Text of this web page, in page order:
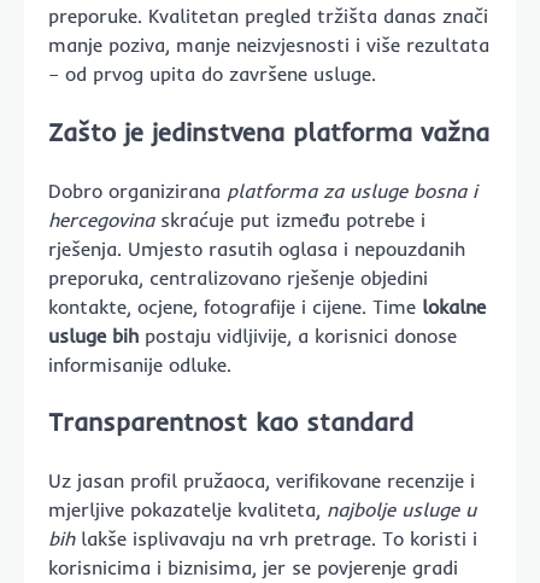
preporuke. Kvalitetan pregled tržišta danas znači
manje poziva, manje neizvjesnosti i više rezultata
– od prvog upita do završene usluge.
Zašto je jedinstvena platforma važna
Dobro organizirana platforma za usluge bosna i
hercegovinaskraćuje put između potrebe i
rješenja. Umjesto rasutih oglasa i nepouzdanih
preporuka, centralizovano rješenje objedini
kontakte, ocjene, fotografije i cijene. Time lokalne
usluge bih postaju vidljivije, a korisnici donose
informisanije odluke.
Transparentnost kao standard
Uz jasan profil pružaoca, verifikovane recenzije i
mjerljive pokazatelje kvaliteta, najbolje usluge u
bihlakše isplivavaju na vrh pretrage. To koristi i
korisnicima i biznisima, jer se povjerenje gradi